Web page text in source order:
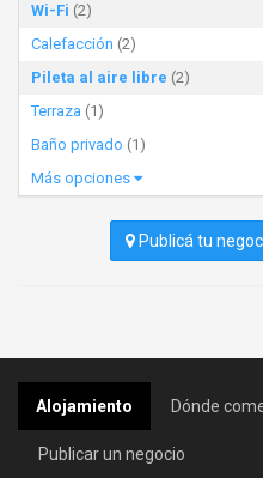
Wi-Fi (2)
Calefacción (2)
Pileta al aire libre (2)
Terraza (1)
Baño privado (1)
Más opciones
Publicá tu
Alojamiento Dónde
Publicar un negocio